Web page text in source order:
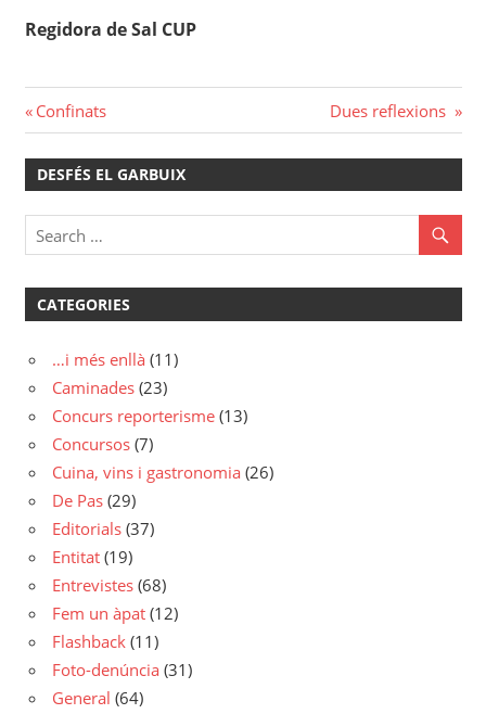
Regidora de Sal CUP
Navegació
d'entrades
Previous
Post:
Confinats
Next
Post:
Dues reflexions
DESFÉS EL GARBUIX
CATEGORIES
…i més enllà (11)
Caminades (23)
Concurs reporterisme (13)
Concursos (7)
Cuina, vins i gastronomia (26)
De Pas (29)
Editorials (37)
Entitat (19)
Entrevistes (68)
Fem un àpat (12)
Flashback (11)
Foto-denúncia (31)
General (64)